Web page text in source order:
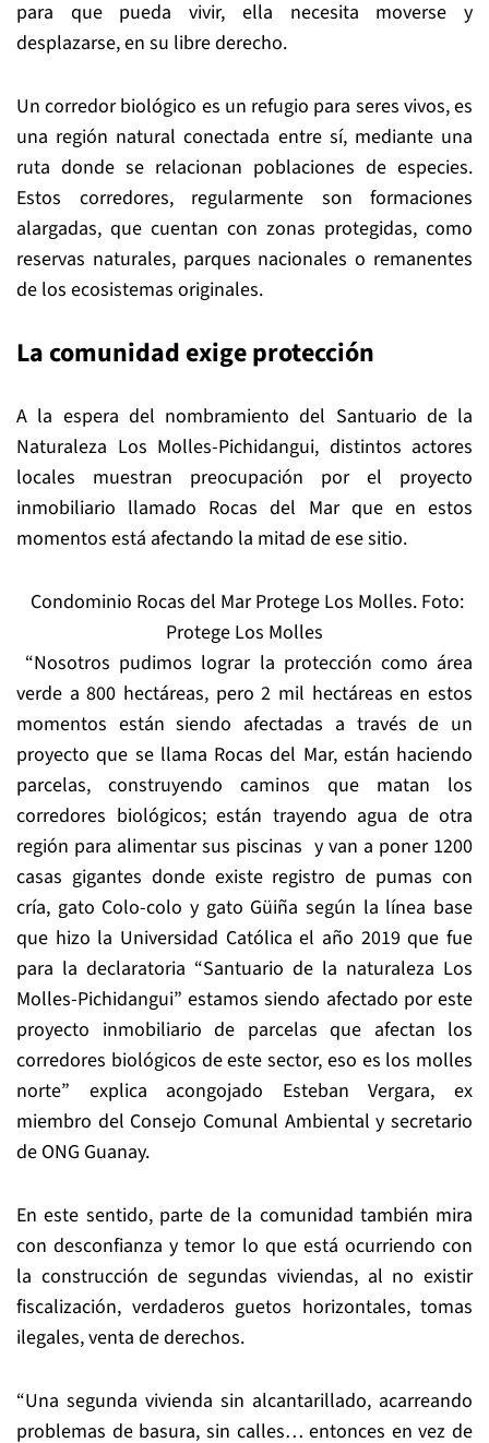
para que pueda vivir, ella necesita moverse y
desplazarse, en su libre derecho.
Un corredor biológico es un refugio para seres vivos, es
una región natural conectada entre sí, mediante una
ruta donde se relacionan poblaciones de especies.
Estos corredores, regularmente son formaciones
alargadas, que cuentan con zonas protegidas, como
reservas naturales, parques nacionales o remanentes
de los ecosistemas originales.
La comunidad exige protección
A la espera del nombramiento del Santuario de la
Naturaleza Los Molles-Pichidangui, distintos actores
locales muestran preocupación por el proyecto
inmobiliario llamado Rocas del Mar que en estos
momentos está afectando la mitad de ese sitio.
Condominio Rocas del Mar Protege Los Molles. Foto:
Protege Los Molles
“Nosotros pudimos lograr la protección como área
verde a 800 hectáreas, pero 2 mil hectáreas en estos
momentos están siendo afectadas a través de un
proyecto que se llama Rocas del Mar, están haciendo
parcelas, construyendo caminos que matan los
corredores biológicos; están trayendo agua de otra
región para alimentar sus piscinas y van a poner 1200
casas gigantes donde existe registro de pumas con
cría, gato Colo-colo y gato Güiña según la línea base
que hizo la Universidad Católica el año 2019 que fue
para la declaratoria “Santuario de la naturaleza Los
Molles-Pichidangui” estamos siendo afectado por este
proyecto inmobiliario de parcelas que afectan los
corredores biológicos de este sector, eso es los molles
norte” explica acongojado Esteban Vergara, ex
miembro del Consejo Comunal Ambiental y secretario
de ONG Guanay.
En este sentido, parte de la comunidad también mira
con desconfianza y temor lo que está ocurriendo con
la construcción de segundas viviendas, al no existir
fiscalización, verdaderos guetos horizontales, tomas
ilegales, venta de derechos.
“Una segunda vivienda sin alcantarillado, acarreando
problemas de basura, sin calles… entonces en vez de